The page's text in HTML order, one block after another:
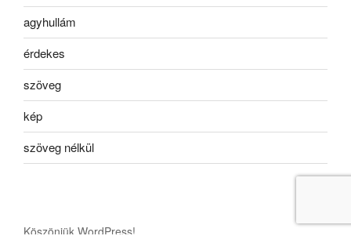
agyhullám
érdekes
szöveg
kép
szöveg nélkül
Köszönjük WordPress!